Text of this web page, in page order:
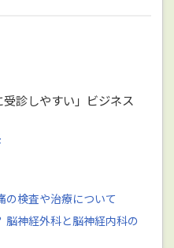
受診しやすい」ビジネス
の検査や治療について
脳神経外科と脳神経内科の